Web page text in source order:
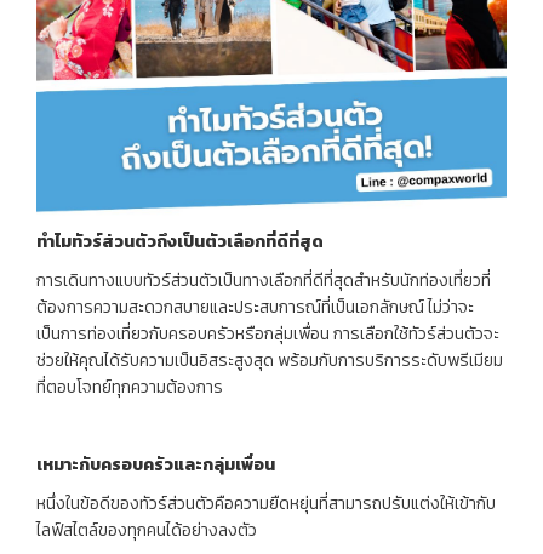
ทำไมทัวร์ส่วนตัวถึงเป็นตัวเลือกที่ดีที่สุด
การเดินทางแบบทัวร์ส่วนตัวเป็นทางเลือกที่ดีที่สุดสำหรับนักท่องเที่ยวที่
ต้องการความสะดวกสบายและประสบการณ์ที่เป็นเอกลักษณ์ ไม่ว่าจะ
เป็นการท่องเที่ยวกับครอบครัวหรือกลุ่มเพื่อน การเลือกใช้ทัวร์ส่วนตัวจะ
ช่วยให้คุณได้รับความเป็นอิสระสูงสุด พร้อมกับการบริการระดับพรีเมียม
ที่ตอบโจทย์ทุกความต้องการ
เหมาะกับครอบครัวและกลุ่มเพื่อน
หนึ่งในข้อดีของทัวร์ส่วนตัวคือความยืดหยุ่นที่สามารถปรับแต่งให้เข้ากับ
ไลฟ์สไตล์ของทุกคนได้อย่างลงตัว